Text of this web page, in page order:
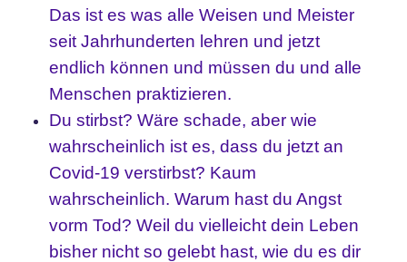
Das ist es was alle Weisen und Meister
seit Jahrhunderten lehren und jetzt
endlich können und müssen du und alle
Menschen praktizieren.
Du stirbst? Wäre schade, aber wie
wahrscheinlich ist es, dass du jetzt an
Covid-19 verstirbst? Kaum
wahrscheinlich. Warum hast du Angst
vorm Tod? Weil du vielleicht dein Leben
bisher nicht so gelebt hast, wie du es dir